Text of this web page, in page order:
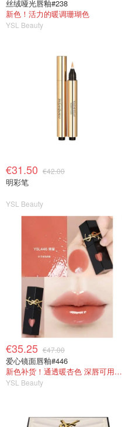
丝绒哑光唇釉#238
新色！活力的暖调珊瑚色
YSL Beauty
€31.50 €42.00
明彩笔
YSL Beauty
€35.25 €47.00
爱心镜面唇釉#446
新色补货！通透暖杏色 深唇可用的奶茶色！
YSL Beauty